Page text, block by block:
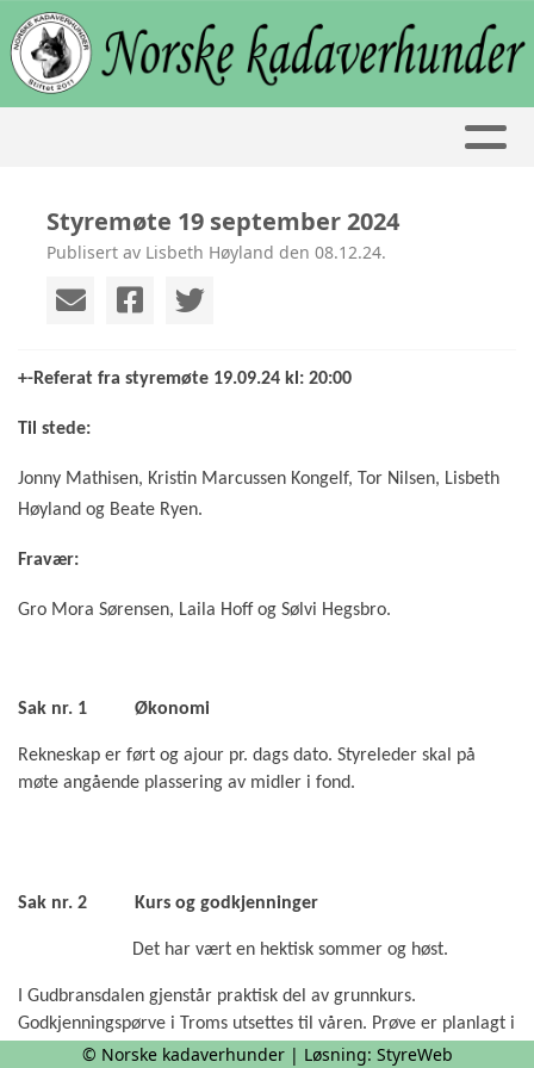
Styremøte 19 september 2024
Publisert av Lisbeth Høyland den 08.12.24.
+-Referat fra styremøte 19.09.24 kl: 20:00
Til stede:
Jonny Mathisen, Kristin Marcussen Kongelf, Tor Nilsen, Lisbeth
Høyland og Beate Ryen.
Fravær:
Gro Mora Sørensen, Laila Hoff og Sølvi Hegsbro.
Sak nr. 1 Økonomi
Rekneskap er ført og ajour pr. dags dato. Styreleder skal på
møte angående plassering av midler i fond.
Sak nr. 2 Kurs og godkjenninger
Det har vært en hektisk sommer og høst.
I Gudbransdalen gjenstår praktisk del av grunnkurs.
Godkjenningspørve i Troms utsettes til våren. Prøve er planlagt i
Stordalen.© Norske kadaverhunder | Løsning: StyreWeb